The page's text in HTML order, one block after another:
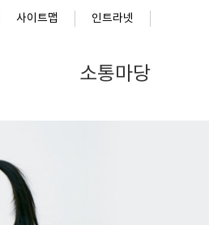
사이트맵 인트라넷
소통마당